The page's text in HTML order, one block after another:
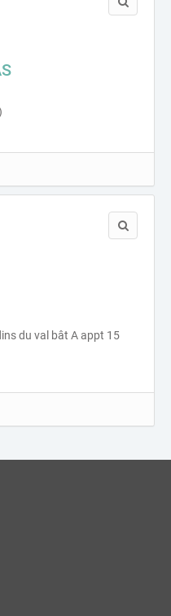
du val bât A appt 15